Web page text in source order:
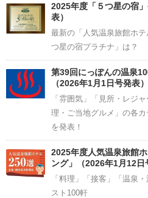
2025年度「５つ星の宿
表）
最新の「人気温泉旅館ホ
つ星の宿プラチナ」は？
第39回にっぽんの温泉
（2026年1月1日号発表）
「雰囲気」「見所・レジ
理・ご当地グルメ」の各
を発表！
2025年度人気温泉旅館
ング」（2026年1月12日
「料理」「接客」「温泉
スト100軒